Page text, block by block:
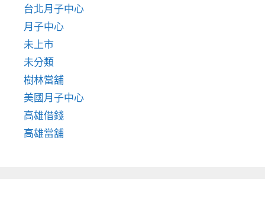
台北月子中心
月子中心
未上市
未分類
樹林當舖
美國月子中心
高雄借錢
高雄當舖